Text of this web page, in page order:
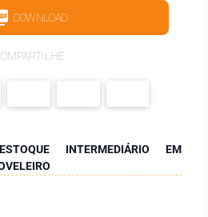
DOWNLOAD
INTERMEDIÁRIO EM